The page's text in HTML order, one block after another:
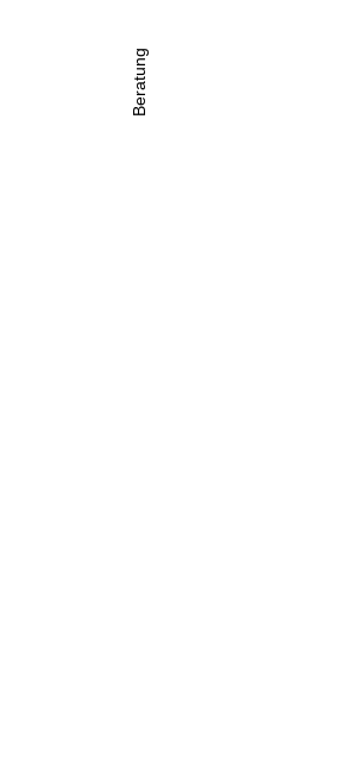
Beratung